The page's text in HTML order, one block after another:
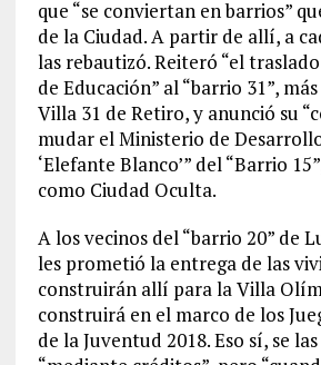
que “se conviertan en barrios”
de la Ciudad. A partir de allí, a
las rebautizó. Reiteró “el
de Educación” al “barrio 31”,
Villa 31 de Retiro, y anunció su
mudar el Ministerio de
‘Elefante Blanco’” del “Barrio
como Ciudad Oculta.
A los vecinos del “barrio 20” de
les prometió la entrega de las
construirán allí para la Villa
construirá en el marco de los
de la Juventud 2018. Eso sí, se